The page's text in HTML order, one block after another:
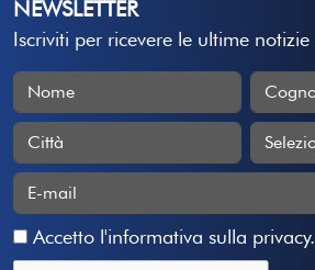
NEWSLETTER
Iscriviti per ricevere le ultime notizie
Accetto l'informativa sulla privacy.